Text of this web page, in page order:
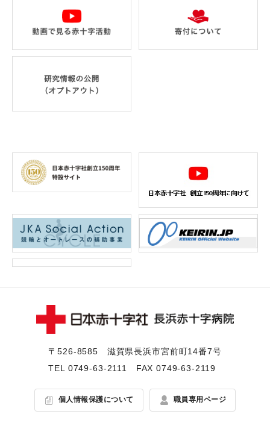
〒526-8585 滋賀県⻑浜市宮前町14番7号
TEL 0749-63-2111 FAX 0749-63-2119
個人情報保護について 職員専用ページ